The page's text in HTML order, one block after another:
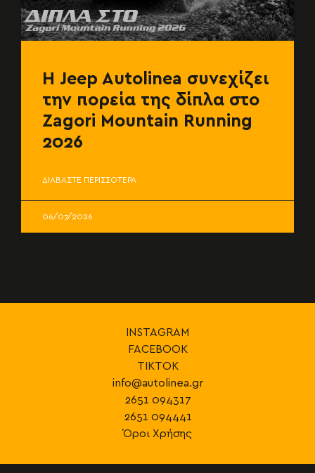
Η Jeep Autolinea συνεχίζει
την πορεία της δίπλα στο
Zagori Mountain Running
2026
ΔΙΑΒΑΣΤΕ ΠΕΡΙΣΣΟΤΕΡΑ
06/07/2026
INSTAGRAM
FACEBOOK
TIKTOK
info@autolinea.gr
2651 094317
2651 094441
Όροι Χρήσης